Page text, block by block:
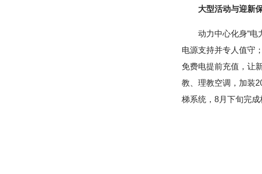
大型活动与迎新
动力中心化身“电
电源支持并专人值守
免费电提前充值，让
教、理教空调，加装
梯系统，8月下旬完成